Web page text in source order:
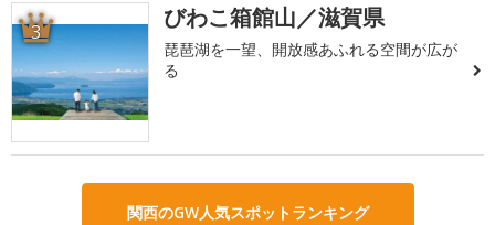
3 びわこ箱館山／滋賀県
琵琶湖を一望、開放感あふれる空間が広が
る
関西のGW人気スポットランキング